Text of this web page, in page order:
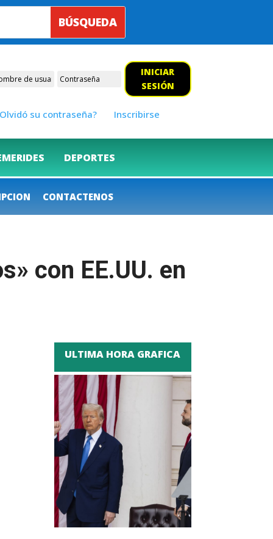
INICIAR
SESIÓN
su contraseña? Inscribirse
DEPORTES
CONTACTENOS
con EE.UU. en
ULTIMA HORA GRAFICA